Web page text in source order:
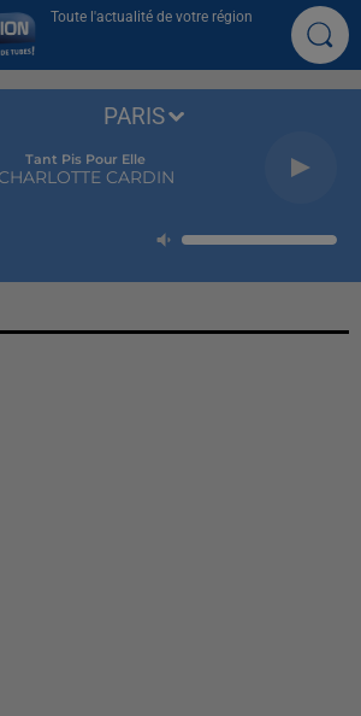
Toute l'actualité de votre région
Tant Pis Pour Elle
CHARLOTTE CARDIN
PARIS